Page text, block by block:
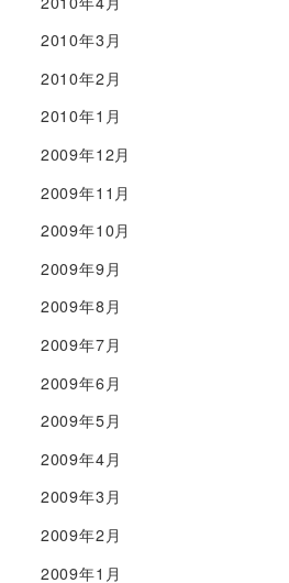
2010年3月
2010年2月
2010年1月
2009年12月
2009年11月
2009年10月
2009年9月
2009年8月
2009年7月
2009年6月
2009年5月
2009年4月
2009年3月
2009年2月
2009年1月